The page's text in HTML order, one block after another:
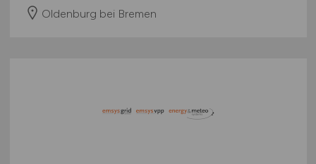
Schleswig-Holstein
Oldenburg bei Bremen